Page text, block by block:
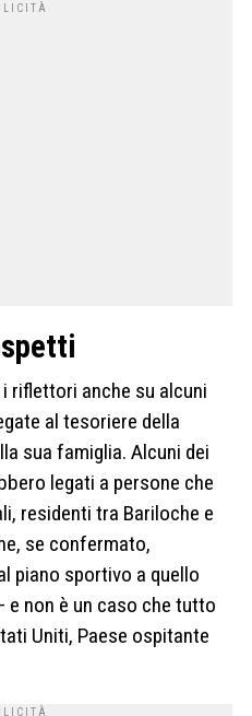
riflettori anche su alcuni
al tesoriere della
sua famiglia. Alcuni dei
legati a persone che
residenti tra Bariloche e
se confermato,
piano sportivo a quello
non è un caso che tutto
Uniti, Paese ospitante